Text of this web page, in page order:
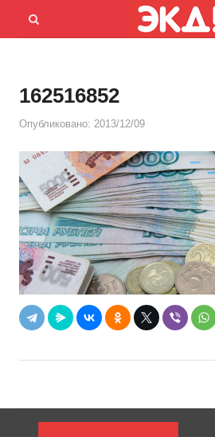
Menu
Открыть
162516852
Опубликовано: 2013/12/09